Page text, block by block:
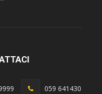
059 641430